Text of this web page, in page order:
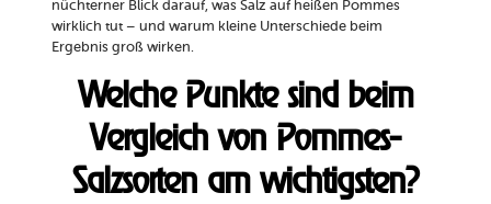
nüchterner Blick darauf, was Salz auf heißen Pommes
wirklich tut – und warum kleine Unterschiede beim
Ergebnis groß wirken.
Welche Punkte sind beim
Vergleich von Pommes-
Salzsorten am wichtigsten?